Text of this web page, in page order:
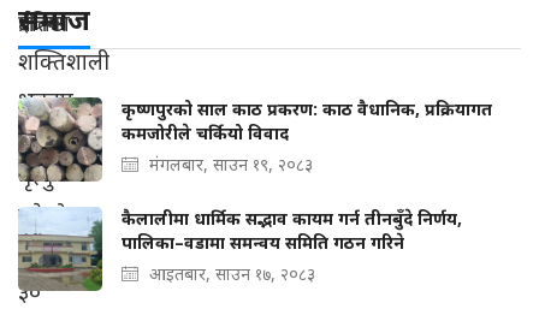
समाज
कृष्णपुरको साल काठ प्रकरण: काठ वैधानिक, प्रक्रियागत
कमजोरीले चर्कियो विवाद
मंगलबार, साउन १९, २०८३
कैलालीमा धार्मिक सद्भाव कायम गर्न तीनबुँदे निर्णय,
पालिका–वडामा समन्वय समिति गठन गरिने
आइतबार, साउन १७, २०८३